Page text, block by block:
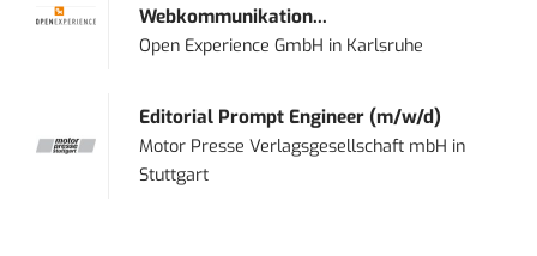
Webkommunikation...
Open Experience GmbH in Karlsruhe
Editorial Prompt Engineer (m/w/d)
Motor Presse Verlagsgesellschaft mbH in
Stuttgart